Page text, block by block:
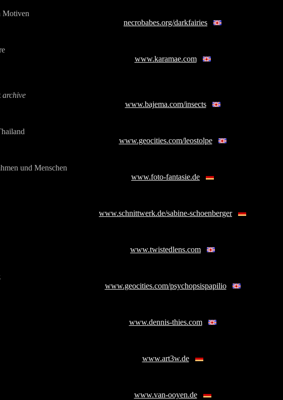
Motiven
necrobabes.org/darkfairies
www.karamae.com
archive
www.bajema.com/insects
www.geocities.com/leostolpe
und Menschen
www.foto-fantasie.de
www.schnittwerk.de/sabine-schoenberger
www.twistedlens.com
www.geocities.com/psychopsispapilio
www.dennis-thies.com
www.art3w.de
www.van-ooyen.de